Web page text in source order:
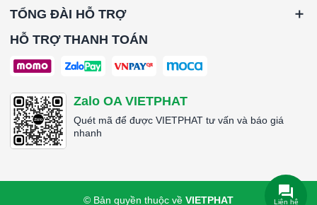
TỔNG ĐÀI HỖ TRỢ
HỖ TRỢ THANH TOÁN
Zalo OA VIETPHAT
Quét mã để được VIETPHAT tư vấn và báo giá
nhanh
© Bản quyền thuộc về VIETPHAT Liên hệ